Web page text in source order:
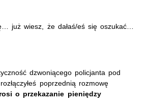
już wiesz, że dałaś/eś się oszukać…
dzwoniącego policjanta pod
poprzednią rozmowę
o przekazanie pieniędzy